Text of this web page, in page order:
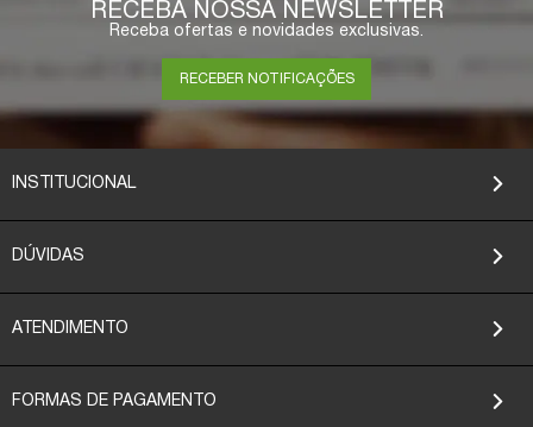
RECEBA NOSSA NEWSLETTER
Receba ofertas e novidades exclusivas.
RECEBER NOTIFICAÇÕES
INSTITUCIONAL
DÚVIDAS
ATENDIMENTO
FORMAS DE PAGAMENTO